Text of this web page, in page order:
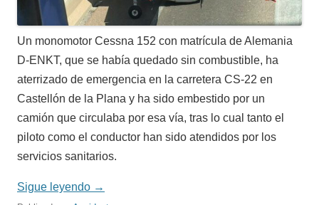
Un monomotor Cessna 152 con matrícula de Alemania
D-ENKT, que se había quedado sin combustible, ha
aterrizado de emergencia en la carretera CS-22 en
Castellón de la Plana y ha sido embestido por un
camión que circulaba por esa vía, tras lo cual tanto el
piloto como el conductor han sido atendidos por los
servicios sanitarios.
Sigue leyendo →